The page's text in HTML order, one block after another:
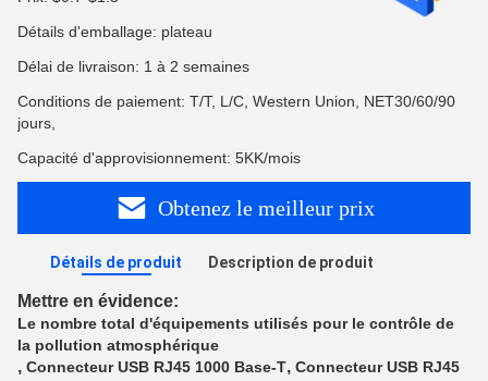
Détails d'emballage: plateau
Délai de livraison: 1 à 2 semaines
Conditions de paiement: T/T, L/C, Western Union, NET30/60/90
jours,
Capacité d'approvisionnement: 5KK/mois
Obtenez le meilleur prix
Détails de produit Description de produit
Mettre en évidence:
Le nombre total d'équipements utilisés pour le contrôle de
la pollution atmosphérique
, Connecteur USB RJ45 1000 Base-T, Connecteur USB RJ45